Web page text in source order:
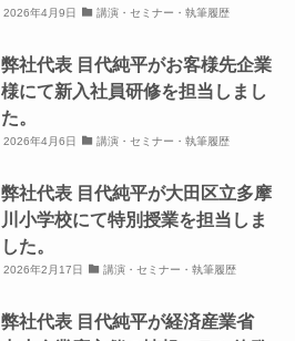
2026年4月9日 講演・セミナー・執筆履歴
弊社代表 目代純平がお客様先企業
様にて新入社員研修を担当しまし
た。
2026年4月6日 講演・セミナー・執筆履歴
弊社代表 目代純平が大田区立多摩
川小学校にて特別授業を担当しま
した。
2026年2月17日 講演・セミナー・執筆履歴
弊社代表 目代純平が経済産業省